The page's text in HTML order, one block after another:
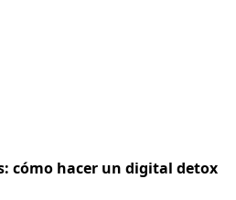
cómo hacer un digital detox